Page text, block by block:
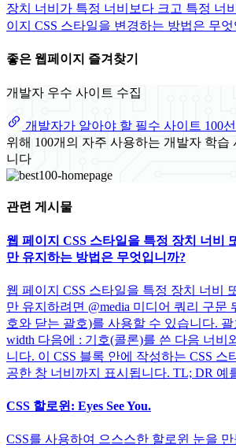
장치 너비가 특정 너비보다 크고 특정 너
이지 CSS 스타일을 변경하는 방법은 무
좋은 웹페이지 즐겨찾기
개발자 우수 사이트 수집
개발자가 알아야 할 필수 사이트 100
위해 100개의 자주 사용하는 개발자 학습
니다
관련 게시물
웹 페이지 CSS 스타일을 특정 장치 너비
만 유지하는 방법은 무엇입니까?
웹 페이지 CSS 스타일을 특정 장치 너비
만 유지하려면 @media 미디어 쿼리 구문
호와 닫는 괄호)를 사용할 수 있습니다.
width 다음에 : 기호(콜론)를 쓴 다음 너비
니다. 이 CSS 블록 안에 작성하는 CSS 스
공한 창 너비까지 표시됩니다. TL; DR 예
CSS 할로윈: Eyes See You.
CSS를 사용하여 으스스한 할로윈 눈을